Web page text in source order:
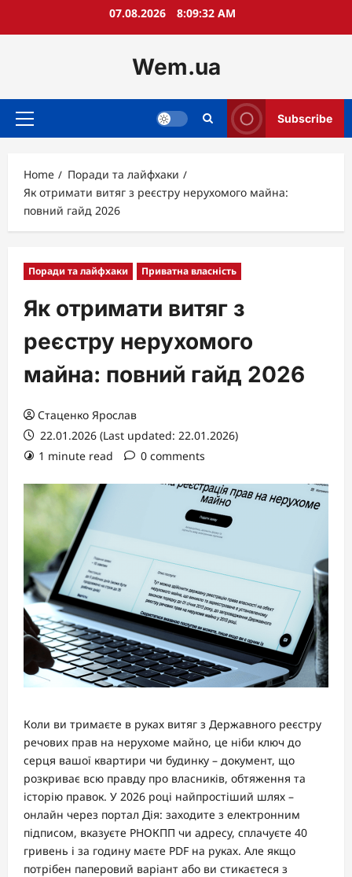
07.08.2026 8:09:34 AM
Wem.ua
Primary
Subscribe
Home
Поради та лайфхаки
Як отримати витяг з реєстру нерухомого майна:
повний гайд 2026
Поради та лайфхаки Приватна власність
Як отримати витяг з
реєстру нерухомого
майна: повний гайд 2026
Стаценко Ярослав
22.01.2026 (Last updated: 22.01.2026)
1 minute read
0 comments
Коли ви тримаєте в руках витяг з Державного реєстру
речових прав на нерухоме майно, це ніби ключ до
серця вашої квартири чи будинку – документ, що
розкриває всю правду про власників, обтяження та
історію правок. У 2026 році найпростіший шлях –
онлайн через портал Дія: заходите з електронним
підписом, вказуєте РНОКПП чи адресу, сплачуєте 40
гривень і за годину маєте PDF на руках. Але якщо
потрібен паперовий варіант або ви стикаєтеся з